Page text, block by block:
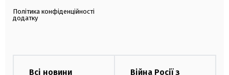
Політика конфіденційності
додатку
Всі новини
Війна Росії з